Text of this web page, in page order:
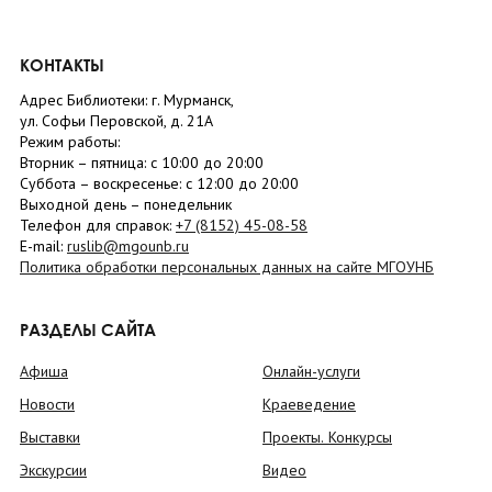
КОНТАКТЫ
Адрес Библиотеки: г. Мурманск,
ул. Софьи Перовской, д. 21А
Режим работы:
Вторник – пятница: с 10:00 до 20:00
Суббота – воскресенье: c 12:00 до 20:00
Выходной день – понедельник
Телефон для справок: +7 (8152) 45-08-58
E-mail: ruslib@mgounb.ru
Политика обработки персональных данных на сайте МГОУНБ
РАЗДЕЛЫ САЙТА
Афиша
Новости
Выставки
Экскурсии
Онлайн-услуги
Краеведение
Проекты. Конкурсы
Видео